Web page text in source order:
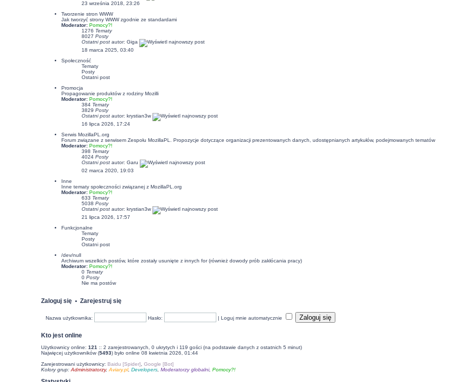
23 września 2018, 23:26
Tworzenie stron WWW
Jak tworzyć strony WWW zgodnie ze standardami
Moderator: Pomocy?!
1276 Tematy
8027 Posty
Ostatni postautor: Giga
18 marca 2025, 03:40
Społeczność
Tematy
Posty
Ostatni post
Promocja
Propagowanie produktów z rodziny Mozilli
Moderator: Pomocy?!
384 Tematy
3829 Posty
Ostatni postautor: krystian3w
16 lipca 2026, 17:24
Serwis MozillaPL.org
Forum związane z serwisem Zespołu MozillaPL. Propozycje dotyczące organizacji prezentowanych danych, udostępnianych artykułów, podejmowanych tematów
Moderator: Pomocy?!
398 Tematy
4024 Posty
Ostatni postautor: Garu
02 marca 2020, 19:03
Inne
Inne tematy społeczności związanej z MozillaPL.org
Moderator: Pomocy?!
633 Tematy
5038 Posty
Ostatni postautor: krystian3w
21 lipca 2026, 17:57
Funkcjonalne
Tematy
Posty
Ostatni post
/dev/null
Archiwum wszelkich postów, które zostały usunięte z innych for (również dowody prób zakłócania pracy)
Moderator: Pomocy?!
0 Tematy
0 Posty
Nie ma postów
Zaloguj się• Zarejestruj się
Nazwa użytkownika: Hasło: |Loguj mnie automatycznie
Kto jest online
Użytkownicy online: 121 :: 2 zarejestrowanych, 0 ukrytych i 119 gości (na podstawie danych z ostatnich 5 minut)
Najwięcej użytkowników (5493) było online 08 kwietnia 2026, 01:44
Zarejestrowani użytkownicy: Baidu [Spider]
Google [Bot]
Kolory grup: Administratorzy, Aviary.pl, Developers, Moderatorzy globalni, Pomocy?!